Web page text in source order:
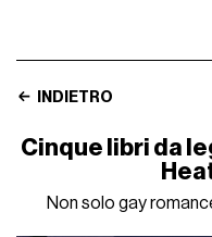
INDIETRO
Cinque libri da
Non solo gay